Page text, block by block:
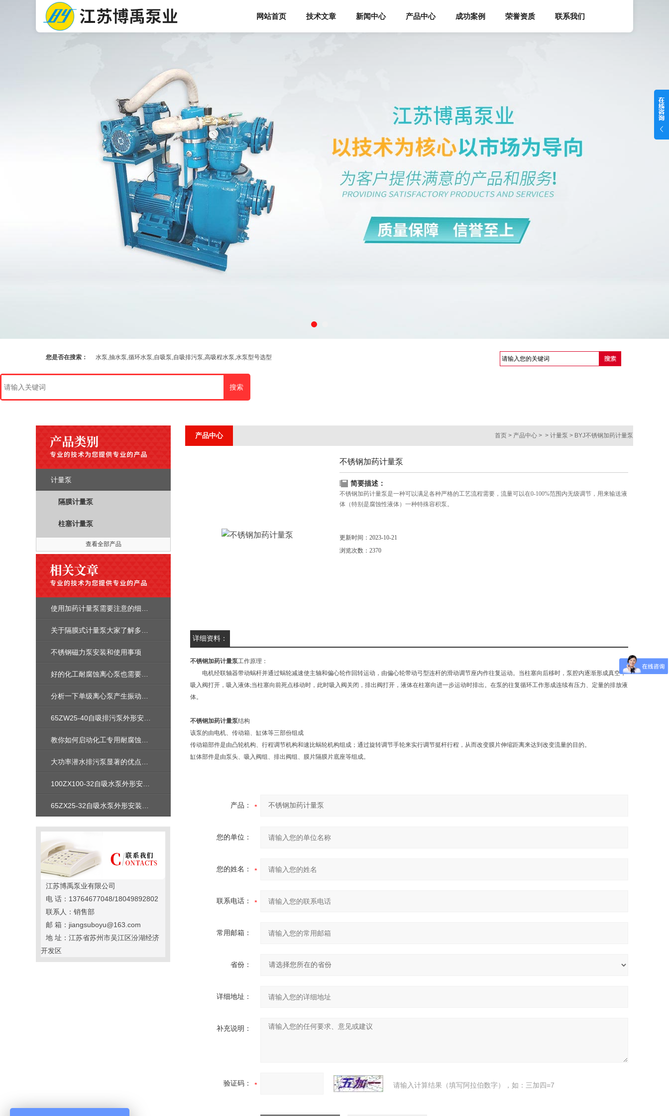
网站首页 技术文章 新闻中心 产品中心 成功案例 荣誉资质 联系我们
您是否在搜索： 水泵,抽水泵,循环水泵,自吸泵,自吸排污泵,高吸程水泵,水泵型号选型
计量泵
隔膜计量泵
柱塞计量泵
查看全部产品
使用加药计量泵需要注意的细节有哪些 ？
关于隔膜式计量泵大家了解多少呢
不锈钢磁力泵安装和使用事项
好的化工耐腐蚀离心泵也需要大家的维护
分析一下单级离心泵产生振动原因
65ZW25-40自吸排污泵外形安装尺寸图及性能参数及价格
教你如何启动化工专用耐腐蚀离心泵，启动前要做哪些？
大功率潜水排污泵显著的优点表现在哪几方面
100ZX100-32自吸水泵外形安装尺寸_性能参数曲线图_价格
65ZX25-32自吸水泵外形安装尺寸_性能参数曲线图_价格
江苏博禹泵业有限公司
电 话：13764677048/18049892802
联系人：销售部
邮 箱：jiangsuboyu@163.com
地 址：江苏省苏州市吴江区汾湖经济
开发区
产品中心 首页 > 产品中心 > > 计量泵 > BYJ不锈钢加药计量泵
不锈钢加药计量泵
简要描述：
不锈钢加药计量泵是一种可以满足各种严格的工艺流程需要，流量可以在0-100%范围内无级调节，用来输送液
体（特别是腐蚀性液体）一种特殊容积泵。
更新时间：2023-10-21
浏览次数：2370
详细资料：
不锈钢加药计量泵工作原理：
电机经联轴器带动蜗杆并通过蜗轮减速使主轴和偏心轮作回转运动，由偏心轮带动弓型连杆的滑动调节座内作往复运动。当柱塞向后移时，泵腔内逐渐形成真空，
吸入阀打开，吸入液体;当柱塞向前死点移动时，此时吸入阀关闭，排出阀打开，液体在柱塞向进一步运动时排出。在泵的往复循环工作形成连续有压力、定量的排放液
体。
不锈钢加药计量泵结构
该泵的由电机、传动箱、缸体等三部份组成
传动箱部件是由凸轮机构、行程调节机构和速比蜗轮机构组成；通过旋转调节手轮来实行调节挺杆行程，从而改变膜片伸缩距离来达到改变流量的目的。
缸体部件是由泵头、吸入阀组、排出阀组、膜片隔膜片底座等组成。
产品：
您的单位：
您的姓名：
联系电话：
常用邮箱：
省份：
详细地址：
补充说明：
验证码： 请输入计算结果（填写阿拉伯数字），如：三加四=7